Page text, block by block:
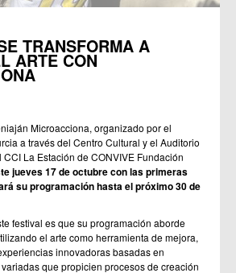
TRANSFORMA A
ARTE CON
Microacciona, organizado por el
a través del Centro Cultural y el Auditorio
La Estación de CONVIVE Fundación
jueves 17 de octubre con las primeras
su programación hasta el próximo 30 de
festival es que su programación aborde
el arte como herramienta de mejora,
innovadoras basadas en
que propicien procesos de creación